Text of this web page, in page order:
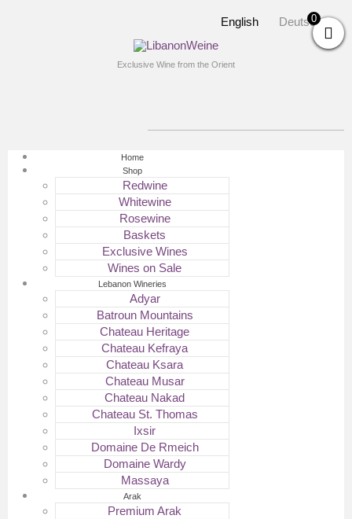
English Deutsch
Exclusive Wine from the Orient
Home
Shop
Redwine
Whitewine
Rosewine
Baskets
Exclusive Wines
Wines on Sale
Lebanon Wineries
Adyar
Batroun Mountains
Chateau Heritage
Chateau Kefraya
Chateau Ksara
Chateau Musar
Chateau Nakad
Chateau St. Thomas
Ixsir
Domaine De Rmeich
Domaine Wardy
Massaya
Arak
Premium Arak
0